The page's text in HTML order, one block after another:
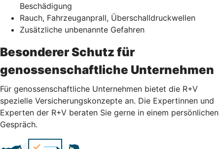
Beschädigung
Rauch, Fahrzeuganprall, Überschalldruckwellen
Zusätzliche unbenannte Gefahren
Besonderer Schutz für
genossenschaftliche Unternehmen
Für genossenschaftliche Unternehmen bietet die R+V
spezielle Versicherungskonzepte an. Die Expertinnen und
Experten der R+V beraten Sie gerne in einem persönlichen
Gespräch.